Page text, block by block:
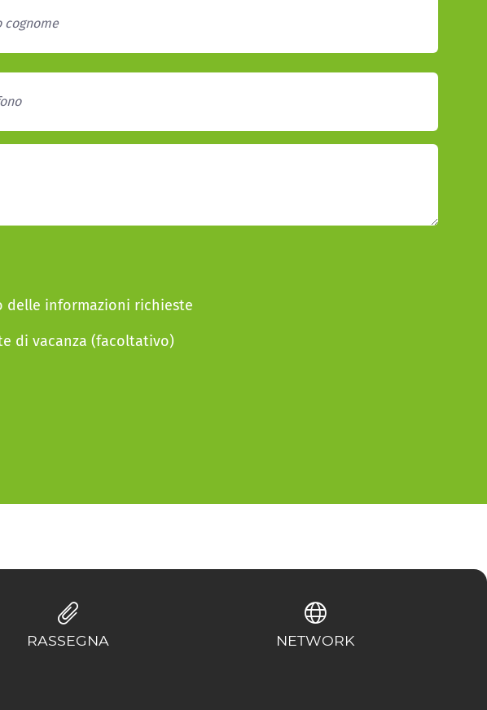
delle informazioni richieste
di vacanza (facoltativo)
RASSEGNA NETWORK